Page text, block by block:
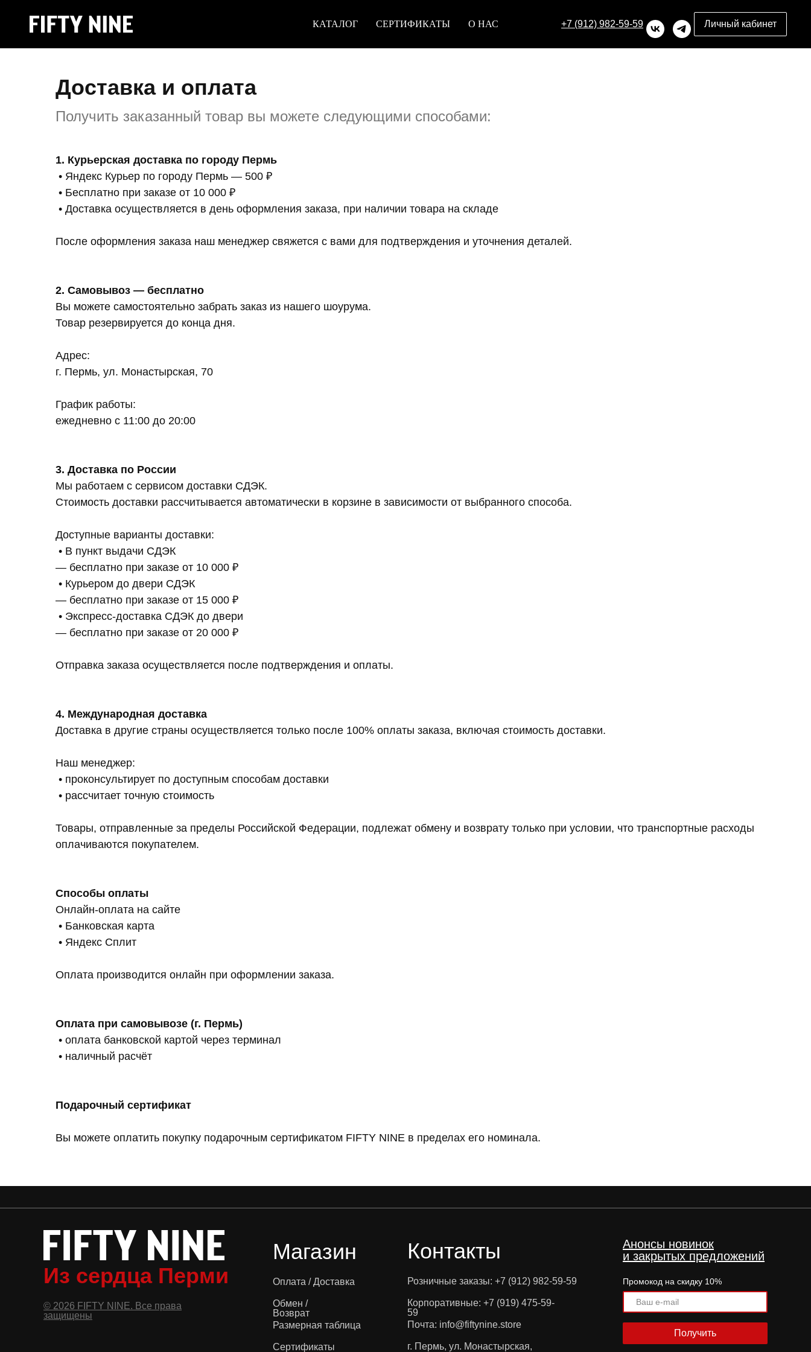
КАТАЛОГ СЕРТИФИКАТЫ О НАС +7 (912) 982-59-59 Личный кабинет
Доставка и оплата
Получить заказанный товар вы можете следующими способами:
1. Курьерская доставка по городу Пермь
• Яндекс Курьер по городу Пермь — 500 ₽
• Бесплатно при заказе от 10 000 ₽
• Доставка осуществляется в день оформления заказа, при наличии товара на складе
После оформления заказа наш менеджер свяжется с вами для подтверждения и уточнения деталей.
2. Самовывоз — бесплатно
Вы можете самостоятельно забрать заказ из нашего шоурума.
Товар резервируется до конца дня.
Адрес:
г. Пермь, ул. Монастырская, 70
График работы:
ежедневно с 11:00 до 20:00
3. Доставка по России
Мы работаем с сервисом доставки СДЭК.
Стоимость доставки рассчитывается автоматически в корзине в зависимости от выбранного способа.
Доступные варианты доставки:
• В пункт выдачи СДЭК
— бесплатно при заказе от 10 000 ₽
• Курьером до двери СДЭК
— бесплатно при заказе от 15 000 ₽
• Экспресс-доставка СДЭК до двери
— бесплатно при заказе от 20 000 ₽
Отправка заказа осуществляется после подтверждения и оплаты.
4. Международная доставка
Доставка в другие страны осуществляется только после 100% оплаты заказа, включая стоимость доставки.
Наш менеджер:
• проконсультирует по доступным способам доставки
• рассчитает точную стоимость
Товары, отправленные за пределы Российской Федерации, подлежат обмену и возврату только при условии, что транспортные расходы
оплачиваются покупателем.
Способы оплаты
Онлайн-оплата на сайте
• Банковская карта
• Яндекс Сплит
Оплата производится онлайн при оформлении заказа.
Оплата при самовывозе (г. Пермь)
• оплата банковской картой через терминал
• наличный расчёт
Подарочный сертификат
Вы можете оплатить покупку подарочным сертификатом FIFTY NINE в пределах его номинала.
© 2026 FIFTY NINE. Все права
защищены
Анонсы новинок
и закрытых предложений
Розничные заказы: +7 (912) 982-59-59
Корпоративные: +7 (919) 475-59-
59
г. Пермь, ул. Монастырская,
Почта: info@fiftynine.store
Оплата / Доставка
Обмен /
Возврат
Cертификаты
Размерная таблица
Контакты
Магазин
Из сердца Перми
Промокод на скидку 10%
Получить